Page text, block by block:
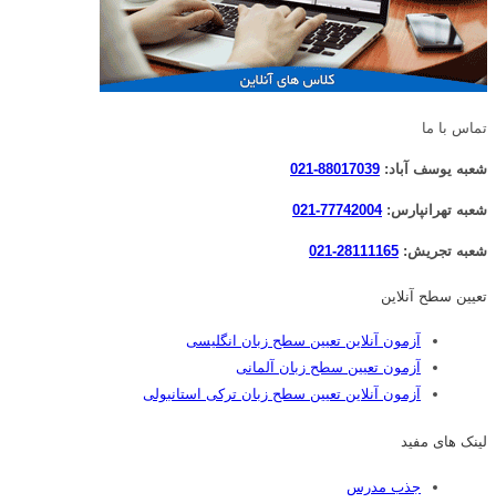
تماس با ما
شعبه یوسف آباد: 88017039-021
شعبه تهرانپارس:77742004-021
شعبه تجریش: 28111165-021
تعیین سطح آنلاین
آزمون آنلاین تعیین سطح زبان انگلیسی
آزمون تعیین سطح زبان آلمانی
آزمون آنلاین تعیین سطح زبان ترکی استانبولی
لینک های مفید
جذب مدرس